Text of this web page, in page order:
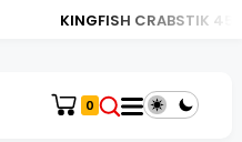
KINGFISH CRABSTIK 450
0